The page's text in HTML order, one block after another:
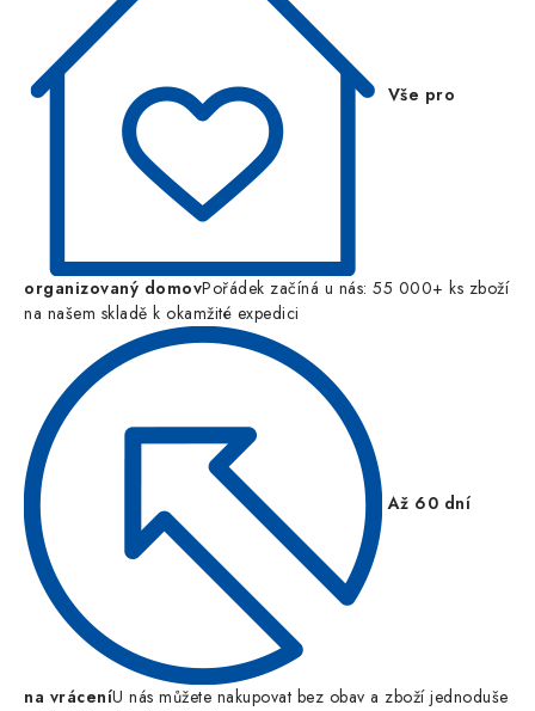
Vše pro
organizovaný domovPořádek začíná u nás: 55 000+ ks zboží
na našem skladě k okamžité expedici
Až 60 dní
na vráceníU nás můžete nakupovat bez obav a zboží jednoduše